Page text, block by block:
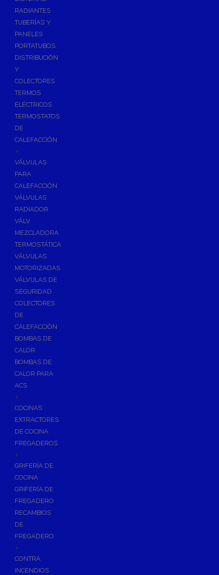
Ósmosis con Depósito
Recambios de Ósmosis
Grifería de Ósmosis
Regulación y Dosificación de Agua
RADIANTES
TUBERÍAS Y
PANELES
PORTATUBOS
DISTRIBUCIÓN
Y
COLECTORES
TERMOS
ELÉCTRICOS
TERMOSTATOS
DE
CALEFACCIÓN
+
VÁLVULAS
PARA
CALEFACCIÓN
VÁLVULAS
RADIADOR
VÁLV.
MEZCLADORA
TERMOSTÁTICA
VÁLVULAS
MOTORIZADAS
VÁLVULAS DE
SEGURIDAD
COLECTORES
DE
CALEFACCIÓN
BOMBAS DE
CALOR
BOMBAS DE
CALOR PARA
ACS
+
COCINAS
EXTRACTORES
DE COCINA
FREGADEROS
+
GRIFERÍA DE
COCINA
GRIFERÍA DE
FREGADERO
RECAMBIOS
DE
FREGADERO
+
CONTRA
INCENDIOS